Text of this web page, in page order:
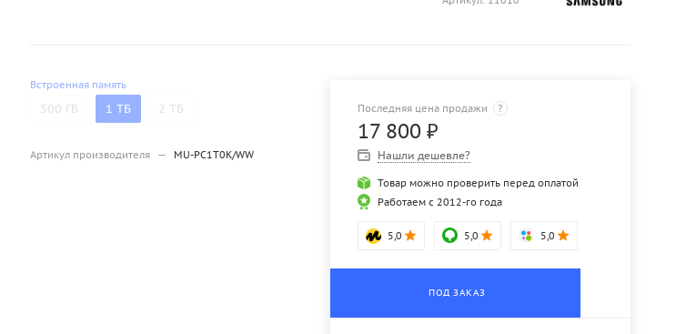
Встроенная память
500 ГБ 1 ТБ 2 ТБ
Артикул производителя — MU-PC1T0K/WW
Последняя цена продажи ?
17 800 ₽
Нашли дешевле?
Товар можно проверить перед оплатой
Работаем с 2012-го года
5,0 5,0 5,0
ПОД ЗАКАЗ